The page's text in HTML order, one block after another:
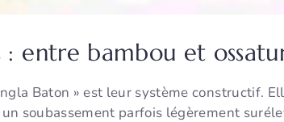
: entre bambou et
Baton » est leur système constructif.
soubassement parfois légèrement